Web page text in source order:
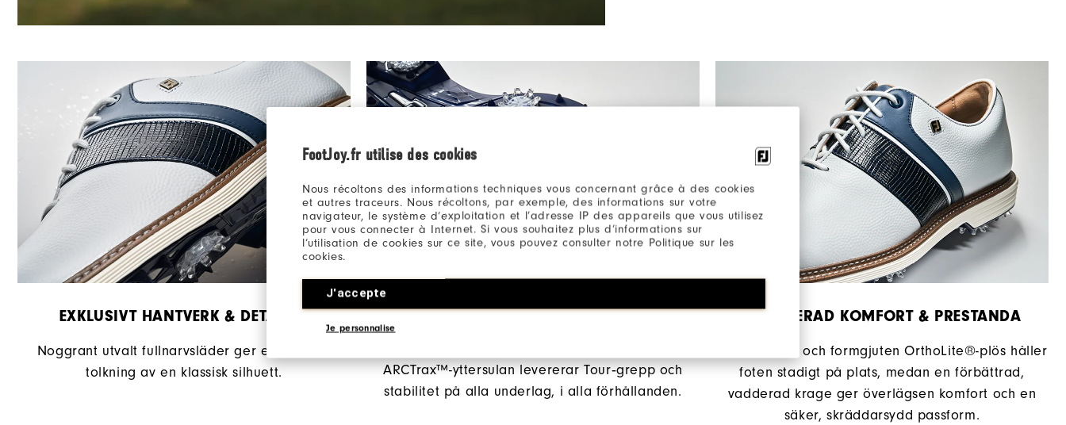
FootJoy.fr utilise des cookies
Nous récoltons des informations techniques vous concernant grâce à des cookies
et autres traceurs. Nous récoltons, par exemple, des informations sur votre
navigateur, le système d’exploitation et l’adresse IP des appareils que vous utilisez
pour vous connecter à Internet. Si vous souhaitez plus d’informations sur
l’utilisation de cookies sur ce site, vous pouvez consulter notre Politique sur les
cookies.
J'accepte
Je personnalise
EXKLUSIVT HANTVERK & DETALJER
Noggrant utvalt fullnarvsläder ger en modern
tolkning av en klassisk silhuett.
MAXIMALT GREPP – OAVSETT LÄGE.
ARCTrax™-yttersulan levererar Tour‑grepp och
stabilitet på alla underlag, i alla förhållanden.
RAFFINERAD KOMFORT & PRESTANDA
En vadderad och formgjuten OrthoLite®-plös håller
foten stadigt på plats, medan en förbättrad,
vadderad krage ger överlägsen komfort och en
säker, skräddarsydd passform.